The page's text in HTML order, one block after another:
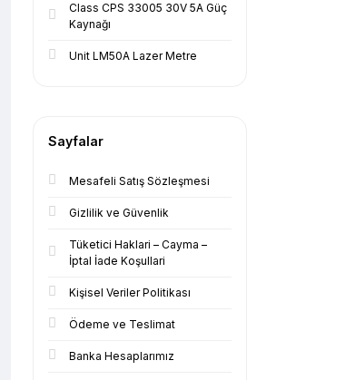
Class CPS 33005 30V 5A Güç
Kaynağı
Unit LM50A Lazer Metre
Sayfalar
Mesafeli Satış Sözleşmesi
Gizlilik ve Güvenlik
Tüketici Haklari – Cayma –
İptal İade Koşullari
Kişisel Veriler Politikası
Ödeme ve Teslimat
Banka Hesaplarımız